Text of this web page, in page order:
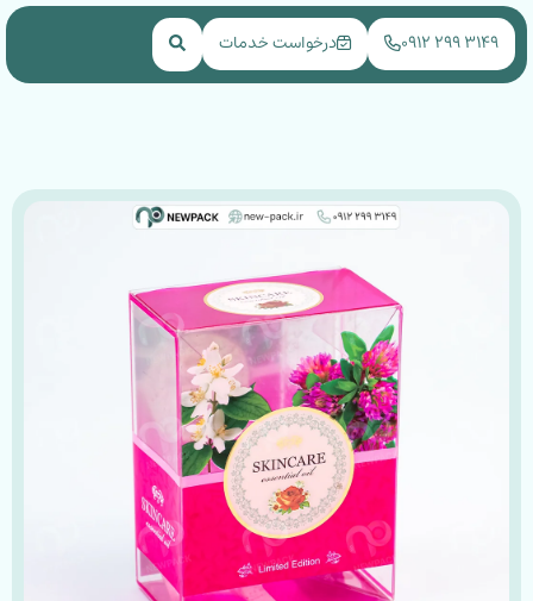
NEWPACK
۳۱۴۹ ۲۹۹ ۰۹۱۲ درخواست خدمات